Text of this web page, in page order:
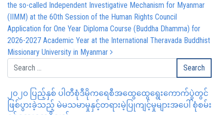
the so-called Independent Investigative Mechanism for Myanmar
(IIMM) at the 60th Session of the Human Rights Council
Application for One Year Diploma Course (Buddha Dhamma) for
2026-2027 Academic Year at the International Theravada Buddhist
Missionary University in Myanmar
၂၀၂၀ ပြည့်နှစ် ပါတီစုံဒီမိုကရေစီအထွေထွေရွေးကောက်ပွဲတွင်
ဖြစ်ပွားခဲ့သည့် မဲမသမာမှုနှင့်တရားမဲ့ပြုကျင့်မှုများအပေါ် စုံစမ်း